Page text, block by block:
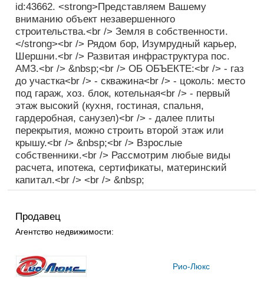
id:43662. <strong>Представляем Вашему
вниманию объект незавершенного
строительства.<br /> Земля в собственности.
</strong><br /> Рядом бор, Изумрудный карьер,
Шершни.<br /> Развитая инфраструктура пос.
АМЗ.<br /> &nbsp;<br /> ОБ ОБЪЕКТЕ:<br /> - газ
до участка<br /> - скважина<br /> - цоколь: место
под гараж, хоз. блок, котельная<br /> - первый
этаж высокий (кухня, гостиная, спальня,
гардеробная, санузел)<br /> - далее плиты
перекрытия, можно строить второй этаж или
крышу.<br /> &nbsp;<br /> Взрослые
собственники.<br /> Рассмотрим любые виды
расчета, ипотека, сертификаты, материнский
капитал.<br /> <br /> &nbsp;
Продавец
Агентство недвижимости:
Рио-Люкс